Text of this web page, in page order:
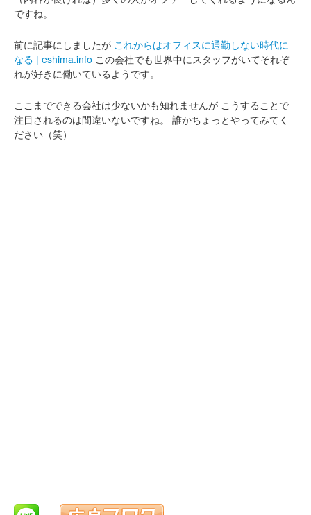
ですね。
前に記事にしましたが これからはオフィスに通勤しない時代に
なる | eshima.info この会社でも世界中にスタッフがいてそれぞ
れが好きに働いているようです。
ここまでできる会社は少ないかも知れませんが こうすることで
注目されるのは間違いないですね。
誰かちょっとやってみてく
ださい（笑）